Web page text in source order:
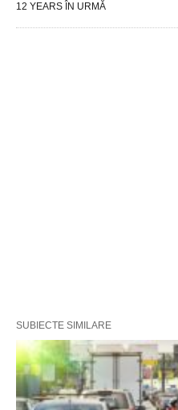
12 YEARS ÎN URMĂ
SUBIECTE SIMILARE